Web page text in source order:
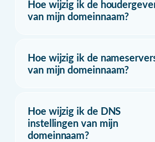
Hoe wijzig ik de
van mijn domeinnaam?
Hoe wijzig ik de
van mijn domeinnaam?
Hoe wijzig ik de DNS
instellingen van mijn
domeinnaam?